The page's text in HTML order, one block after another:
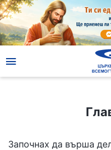
Започнах да върша